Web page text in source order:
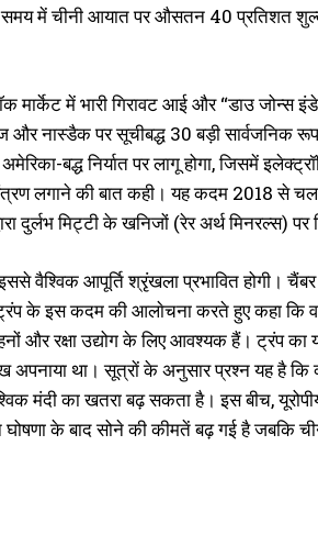
समय में चीनी आयात पर औसतन 40 प्रतिशत
मार्केट में भारी गिरावट आई और “डाउ
नास्डैक पर सूचीबद्ध 30 बड़ी सार्वजनिक
बद्ध निर्यात पर लागू होगा, जिसमें
लगाने की बात कही। यह कदम 2018 से
दुर्लभ मिट्टी के खनिजों (रेर अर्थ मिनरल्स) पर
इससे वैश्विक आपूर्ति श्रृंखला प्रभावित होगी।
के इस कदम की आलाेचना करते हुए कहा कि
और रक्षा उद्योग के लिए आवश्यक हैं।
था। सूत्राें के अनुसार प्रश्न यह है कि
मंदी का खतरा बढ़ सकता है। इस बीच,
के बाद सोने की कीमतें बढ़ गई है जबकि